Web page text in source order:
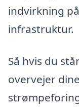
indvirkning
infrastruktur.
Så hvis du
overvejer